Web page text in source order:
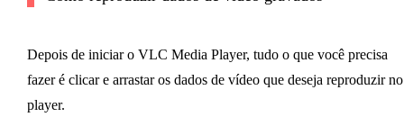
Depois de iniciar o VLC Media Player, tudo o que você precisa
fazer é clicar e arrastar os dados de vídeo que deseja reproduzir no
player.